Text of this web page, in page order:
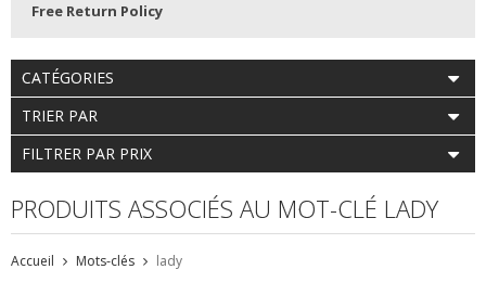
Free Return Policy
CATÉGORIES
TRIER PAR
FILTRER PAR PRIX
PRODUITS ASSOCIÉS AU MOT-CLÉ LADY
Accueil Mots-clés lady